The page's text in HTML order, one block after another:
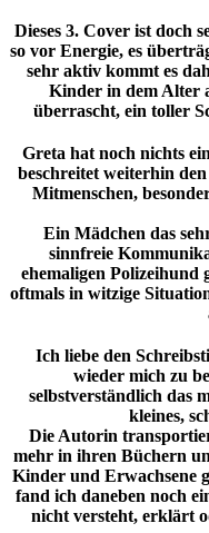
Dieses 3. Cover ist doch
so vor Energie, es
sehr aktiv kommt es
Kinder in dem Alter
überrascht, ein toller
Greta hat noch nichts
beschreitet weiterhin
Mitmenschen,
Ein Mädchen das
sinnfreie
ehemaligen
oftmals in witzige
Ich liebe den
wieder mich zu
selbstverständlich das
kleines,
Die Autorin
mehr in ihren Büchern
Kinder und Erwachsene
fand ich daneben noch
nicht versteht, erklärt